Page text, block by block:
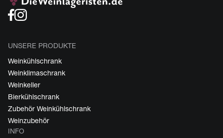
UNSERE PRODUKTE
Weinkühlschrank
Weinklimaschrank
Weinkeller
Bierkühlschrank
Zubehör Weinkühlschrank
Weinzubehör
INFO